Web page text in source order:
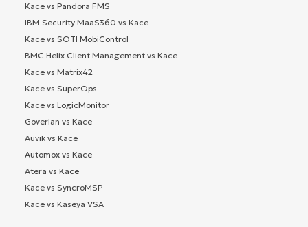
Kace vs Pandora FMS
IBM Security MaaS360 vs Kace
Kace vs SOTI MobiControl
BMC Helix Client Management vs Kace
Kace vs Matrix42
Kace vs SuperOps
Kace vs LogicMonitor
Goverlan vs Kace
Auvik vs Kace
Automox vs Kace
Atera vs Kace
Kace vs SyncroMSP
Kace vs Kaseya VSA